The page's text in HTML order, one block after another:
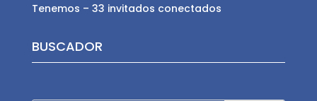
Tenemos – 33 invitados conectados
BUSCADOR